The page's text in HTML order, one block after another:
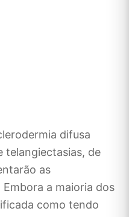
difusa
telangiectasias, de
as
a maioria dos
como tendo